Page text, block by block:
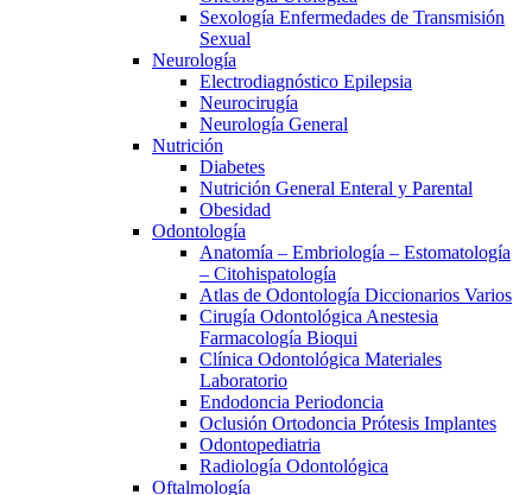
Sexología Enfermedades de Transmisión
Sexual
Neurología
Electrodiagnóstico Epilepsia
Neurocirugía
Neurología General
Nutrición
Diabetes
Nutrición General Enteral y Parental
Obesidad
Odontología
Anatomía – Embriología – Estomatología
– Citohispatología
Atlas de Odontología Diccionarios Varios
Cirugía Odontológica Anestesia
Farmacología Bioqui
Clínica Odontológica Materiales
Laboratorio
Endodoncia Periodoncia
Oclusión Ortodoncia Prótesis Implantes
Odontopediatria
Radiología Odontológica
Oftalmología